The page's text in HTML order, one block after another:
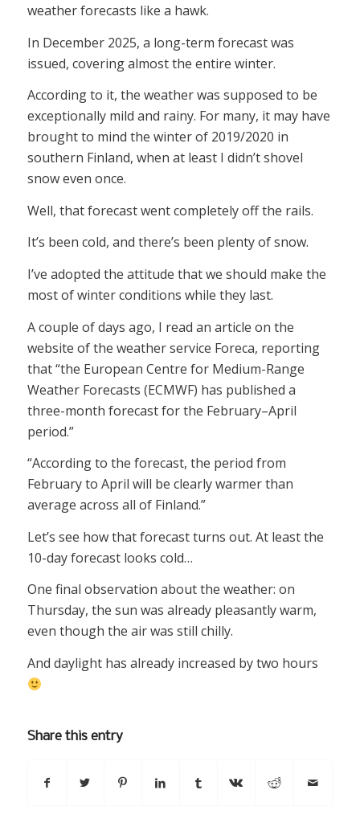
weather forecasts like a hawk.
In December 2025, a long-term forecast was
issued, covering almost the entire winter.
According to it, the weather was supposed to be
exceptionally mild and rainy. For many, it may have
brought to mind the winter of 2019/2020 in
southern Finland, when at least I didn’t shovel
snow even once.
Well, that forecast went completely off the rails.
It’s been cold, and there’s been plenty of snow.
I’ve adopted the attitude that we should make the
most of winter conditions while they last.
A couple of days ago, I read an article on the
website of the weather service Foreca, reporting
that “the European Centre for Medium-Range
Weather Forecasts (ECMWF) has published a
three-month forecast for the February–April
period.”
“According to the forecast, the period from
February to April will be clearly warmer than
average across all of Finland.”
Let’s see how that forecast turns out. At least the
10-day forecast looks cold…
One final observation about the weather: on
Thursday, the sun was already pleasantly warm,
even though the air was still chilly.
And daylight has already increased by two hours
Share this entry